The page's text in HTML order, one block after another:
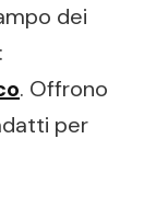
dei
. Offrono
per